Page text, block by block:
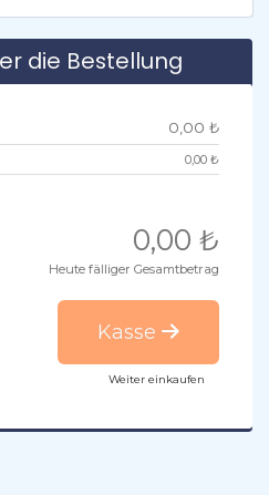
die Bestellung
0,00 ₺
0,00 ₺
0,00 ₺
Heute fälliger Gesamtbetrag
Kasse
Weiter einkaufen